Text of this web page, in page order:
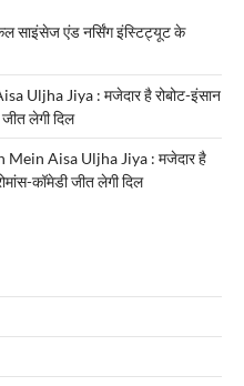
साइंसेज एंड नर्सिंग इंस्टिट्यूट के
Uljha Jiya : मजेदार है रोबोट-इंसान
जीत लेगी दिल
Mein Aisa Uljha Jiya : मजेदार है
कॉमेडी जीत लेगी दिल